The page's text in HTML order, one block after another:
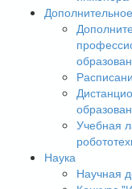
Учебная
Наука
Научная